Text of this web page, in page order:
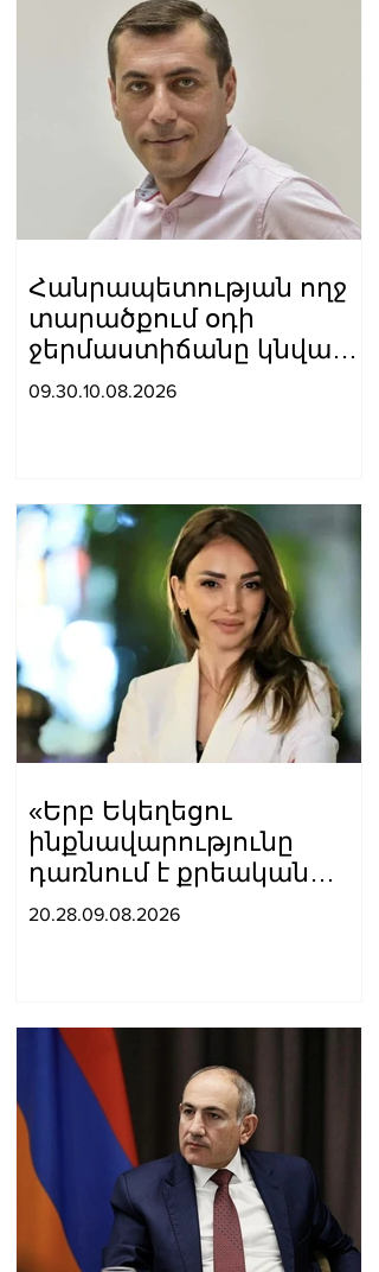
Հանրապետության ողջ
տարածքում օդի
ջերմաստիճանը կնվազի
4-6 աստիճանով.
09.30.10.08.2026
«Երբ Եկեղեցու
ինքնավարությունը
դառնում է քրեական
գործ»․ Լիլիա Շուշանյան
20.28.09.08.2026